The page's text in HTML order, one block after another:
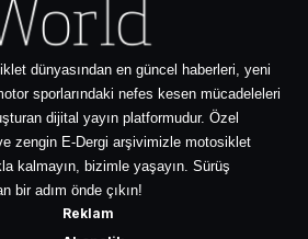
dünyasından en güncel haberleri, yeni
sporlarındaki nefes kesen mücadeleleri
dijital yayın platformudur. Özel
zengin E-Dergi arşivimizle motosiklet
kalmayın, bizimle yaşayın. Sürüş
bir adım önde çıkın!
Reklam